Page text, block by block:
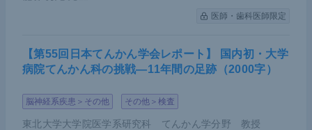
医師・歯科医師限定
【第55回日本てんかん学会レポート】 国内初・大学
病院てんかん科の挑戦―11年間の足跡（2000字）
脳神経系疾患＞その他 その他＞検査
東北大学大学院医学系研究科 てんかん学分野 教授